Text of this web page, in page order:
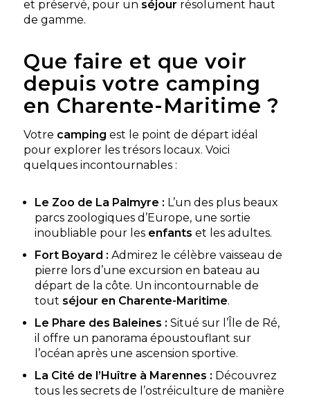
et préservé, pour un séjour résolument haut
de gamme.
Que faire et que voir
depuis votre camping
en Charente-Maritime ?
Votre camping est le point de départ idéal
pour explorer les trésors locaux. Voici
quelques incontournables :
Le Zoo de La Palmyre : L’un des plus beaux
parcs zoologiques d’Europe, une sortie
inoubliable pour les enfants et les adultes.
Fort Boyard : Admirez le célèbre vaisseau de
pierre lors d’une excursion en bateau au
départ de la côte. Un incontournable de
tout séjour en Charente-Maritime.
Le Phare des Baleines : Situé sur l’Île de Ré,
il offre un panorama époustouflant sur
l’océan après une ascension sportive.
La Cité de l’Huître à Marennes : Découvrez
tous les secrets de l’ostréiculture de manière
Découvrir ce
Mobil-home Forban
2 chambres - 4
personnes - 22 m²
À partir de299 €
nuits
Découvrir ce
Camping Ocean Vacances
Situé à St Georges de Didonne, charmante station
balnéaire de la façade atlantique, le Village Vacances
du Domaine de la Forêt de Suzac vous accu...
Saint-Georges-de-Didonne, Charente-Maritime ,
Nouvelle-Aquitaine
Voir le site
★ 4.4/5 (460 avis)
Aucune information tarifaire disponible
Découvrir